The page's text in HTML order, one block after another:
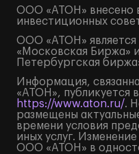
ООО «АТОН» внесено
инвестиционных
ООО «АТОН»
«Московская Биржа»
Петербургская
Информация,
«АТОН», публикуется
https://www.aton.ru/.
размещены
времени условия
иных услуг.
ООО «АТОН» в